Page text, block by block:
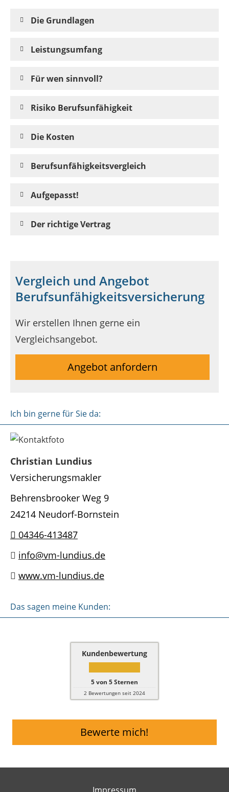
Die Grundlagen
Leistungsumfang
Für wen sinnvoll?
Risiko Berufsunfähigkeit
Die Kosten
Berufsunfähigkeitsvergleich
Aufgepasst!
Der richtige Vertrag
Vergleich und Angebot
Berufsunfähigkeitsversicherung
Wir erstellen Ihnen gerne ein
Vergleichsangebot.
Angebot anfordern
Ich bin gerne für Sie da:
Christian Lundius
Versicherungsmakler
Behrensbrooker Weg 9
24214 Neudorf-Bornstein
04346-413487
info@vm-lundius.de
www.vm-lundius.de
Das sagen meine Kunden:
Kundenbewertung
5von 5Sternen
2 Bewertungen seit 2024
Bewerte mich!